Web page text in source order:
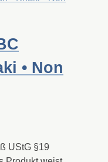
• Non
UStG §19